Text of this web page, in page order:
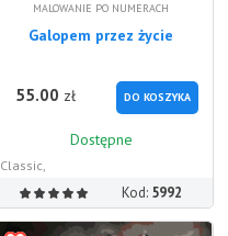
MALOWANIE PO NUMERACH
Galopem przez życie
55.00 zł DO KOSZYKA
Dostępne
Classic,
Kod: 5992